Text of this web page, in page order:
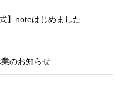
】noteはじめました
のお知らせ